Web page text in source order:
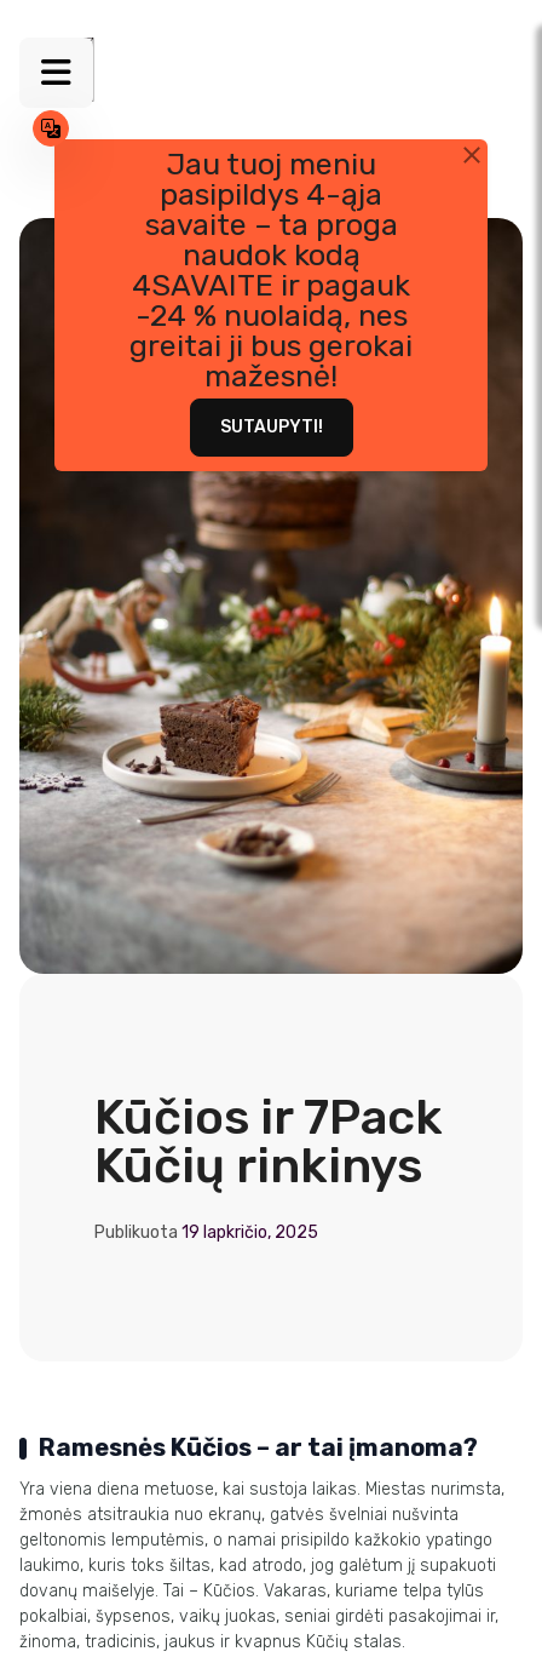
Jau tuoj meniu
pasipildys 4-ąja
savaite – ta proga
naudok kodą
4SAVAITE ir pagauk
-24 % nuolaidą, nes
greitai ji bus gerokai
mažesnė!
SUTAUPYTI!
Kūčios ir 7Pack
Kūčių rinkinys
Publikuota19 lapkričio, 2025
Ramesnės Kūčios – ar tai įmanoma?
Yra viena diena metuose, kai sustoja laikas. Miestas nurimsta,
žmonės atsitraukia nuo ekranų, gatvės švelniai nušvinta
geltonomis lemputėmis, o namai prisipildo kažkokio ypatingo
laukimo, kuris toks šiltas, kad atrodo, jog galėtum jį supakuoti
dovanų maišelyje. Tai – Kūčios. Vakaras, kuriame telpa tylūs
pokalbiai, šypsenos, vaikų juokas, seniai girdėti pasakojimai ir,
žinoma, tradicinis, jaukus ir kvapnus Kūčių stalas.